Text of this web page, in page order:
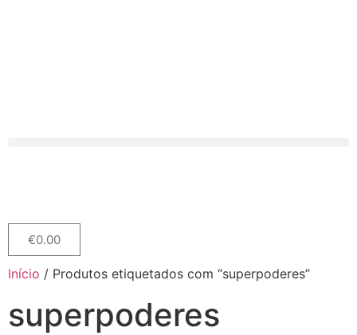
€0.00
Início / Produtos etiquetados com “superpoderes”
superpoderes